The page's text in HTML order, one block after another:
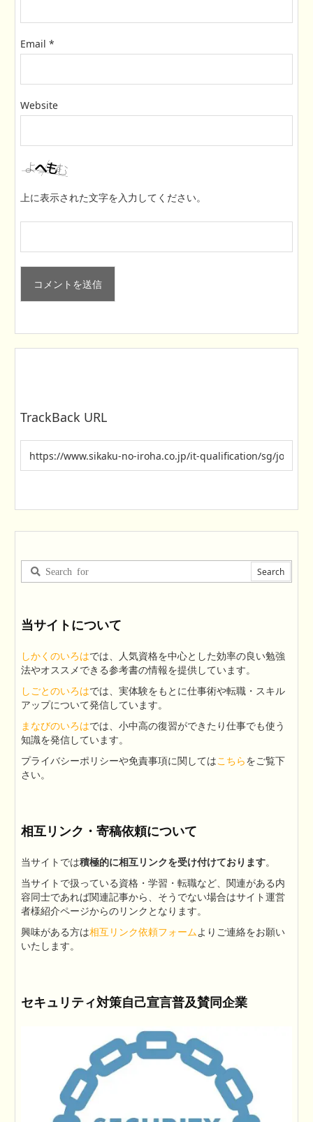
Email *
Website
上に表示された文字を入力してください。
TrackBack URL
当サイトについて
しかくのいろはでは、人気資格を中心とした効率の良い勉強
法やオススメできる参考書の情報を提供しています。
しごとのいろはでは、実体験をもとに仕事術や転職・スキル
アップについて発信しています。
まなびのいろはでは、小中高の復習ができたり仕事でも使う
知識を発信しています。
プライバシーポリシーや免責事項に関してはこちらをご覧下
さい。
相互リンク・寄稿依頼について
当サイトでは積極的に相互リンクを受け付けております。
当サイトで扱っている資格・学習・転職など、関連がある内
容同士であれば関連記事から、そうでない場合はサイト運営
者様紹介ページからのリンクとなります。
興味がある方は相互リンク依頼フォームよりご連絡をお願い
いたします。
セキュリティ対策自己宣言普及賛同企業